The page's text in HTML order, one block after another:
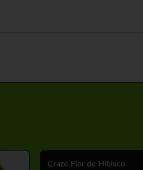
Craze Flor de Hibisco